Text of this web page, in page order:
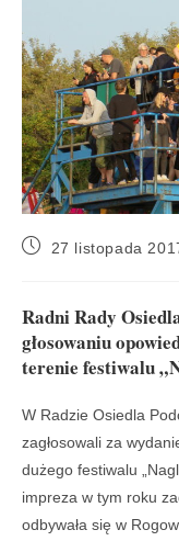
27 listopada
Radni Rady
głosowaniu
terenie festiwalu
W Radzie Osiedla
zagłosowali za
dużego festiwalu
impreza w tym roku
odbywała się w